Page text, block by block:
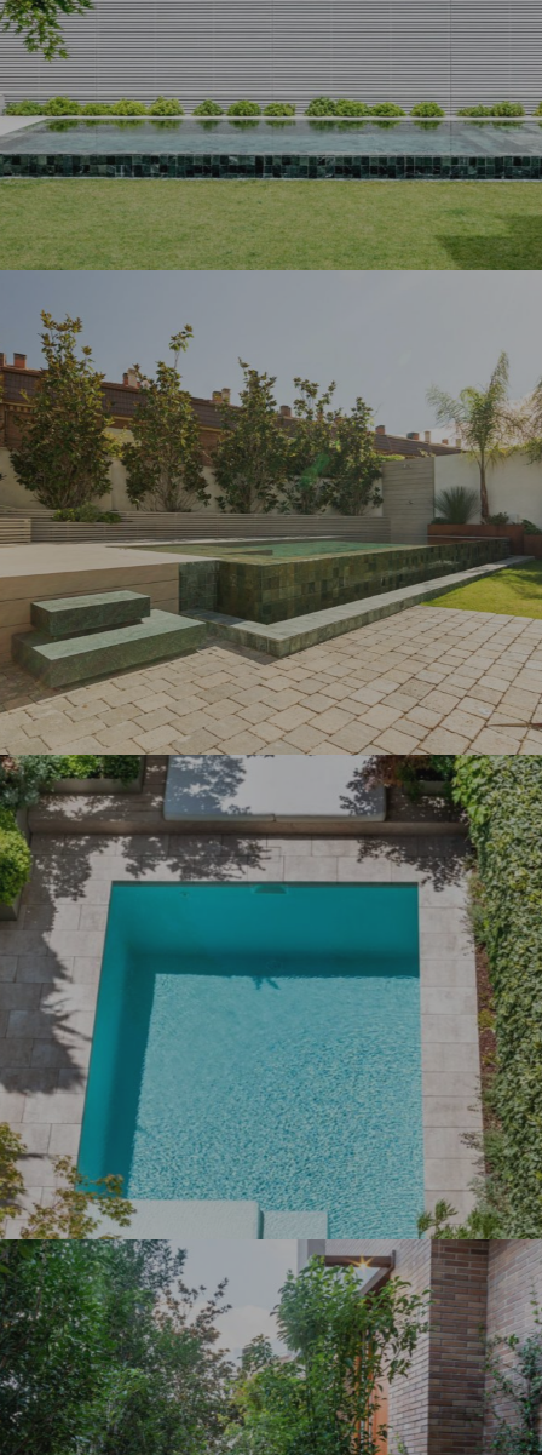
Jardines con piscina Proyectos
JARDÍN MADRID
Jardines con piscina Proyectos
JARDÍN PISCINA DESBORDANTE
Jardines con piscina
PISCINA Y JARDÍN ADOSADO ZONA
PUERTA DE HIERRO